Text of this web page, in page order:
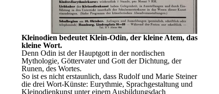
Kleinodien bedeutet Klein-Odin, der kleine Atem, das
kleine Wort.
Denn Odin ist der Hauptgott in der nordischen
Mythologie, Göttervater und Gott der Dichtung, der
Runen, des Wortes.
So ist es nicht erstaunlich, dass Rudolf und Marie Steiner
die drei Wort-Künste: Eurythmie, Sprachgestaltung und
Kleinodienkunst unter einem Ausbildungsdach